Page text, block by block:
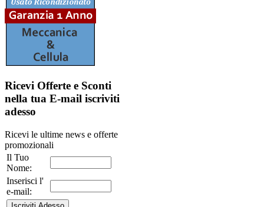
Ricevi Offerte e Sconti
nella tua E-mail iscriviti
adesso
Ricevi le ultime news e offerte
promozionali
Il Tuo
Nome:
Inserisci l'
e-mail: